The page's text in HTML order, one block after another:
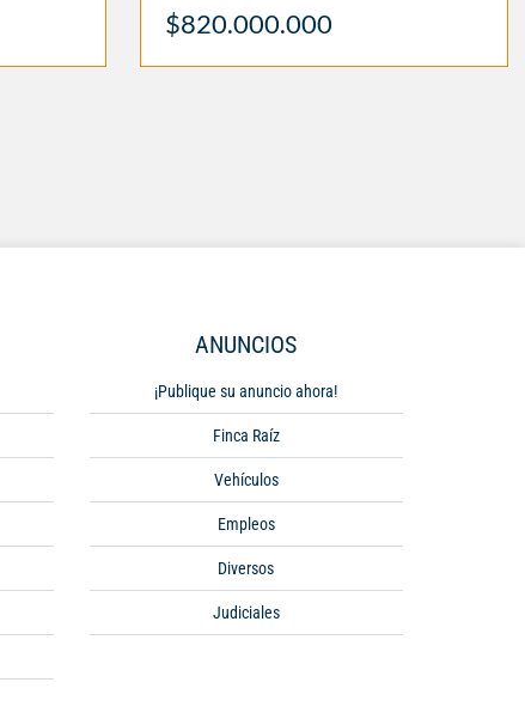
$820.000.000
ANUNCIOS
¡Publique su anuncio ahora!
Finca Raíz
Vehículos
Empleos
Diversos
Judiciales